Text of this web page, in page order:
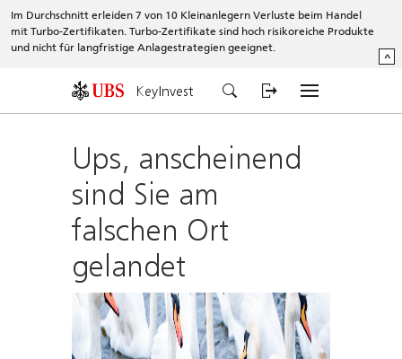
Im Durchschnitt erleiden 7 von 10 Kleinanlegern Verluste beim Handel
mit Turbo-Zertifikaten. Turbo-Zertifikate sind hoch risikoreiche Produkte
und nicht für langfristige Anlagestrategien geeignet.
^
KeyInvest
Ups, anscheinend
sind Sie am
falschen Ort
gelandet